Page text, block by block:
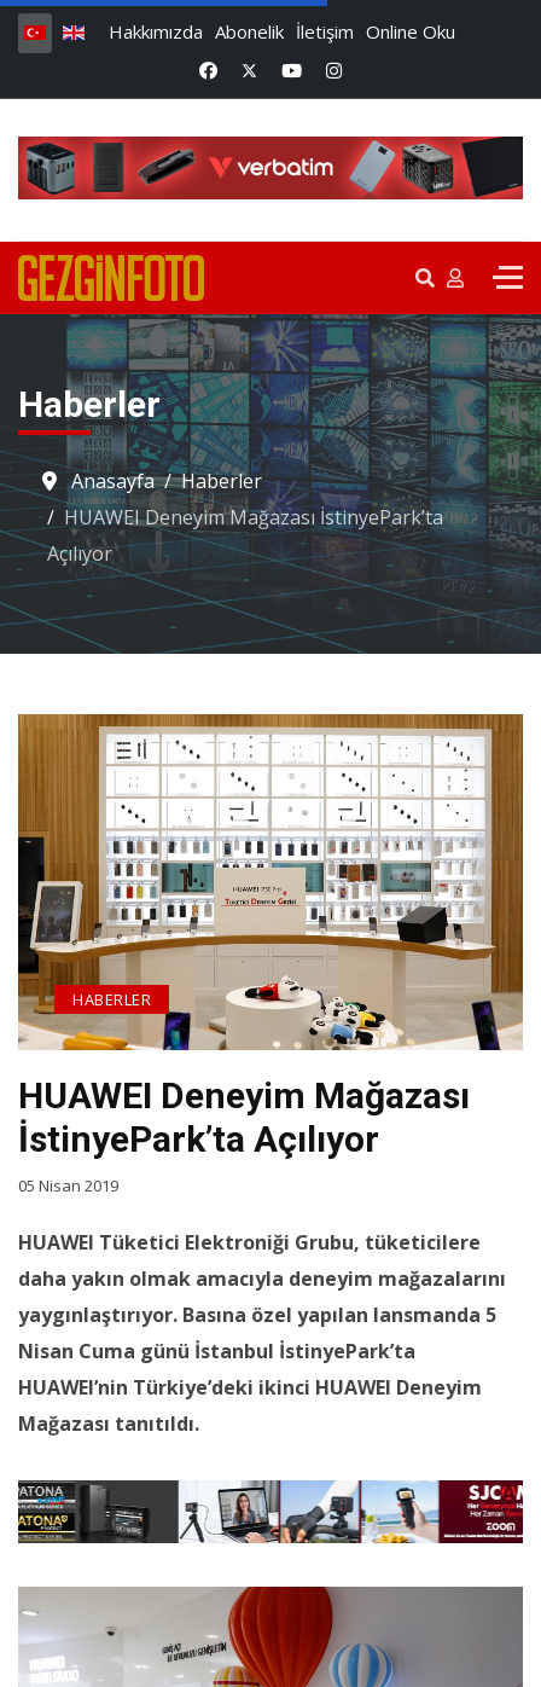
Hakkımızda Abonelik İletişim Online Oku
Haberler
Anasayfa
Haberler
HUAWEI Deneyim Mağazası İstinyePark’ta
Açılıyor
HUAWEI Deneyim Mağazası
İstinyePark’ta Açılıyor
HABERLER
05 Nisan 2019
HUAWEI Tüketici Elektroniği Grubu, tüketicilere
daha yakın olmak amacıyla deneyim mağazalarını
yaygınlaştırıyor. Basına özel yapılan lansmanda 5
Nisan Cuma günü İstanbul İstinyePark’ta
HUAWEI’nin Türkiye’deki ikinci HUAWEI Deneyim
Mağazası tanıtıldı.